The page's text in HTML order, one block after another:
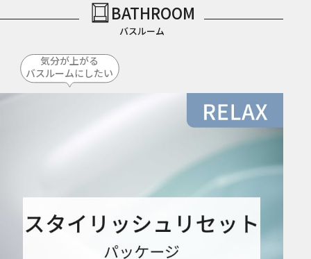
BATHROOM
バスルーム
気分が上がる
バスルームにしたい